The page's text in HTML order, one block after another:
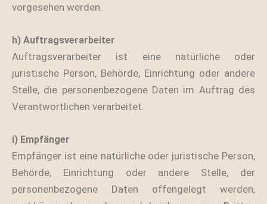
vorgesehen werden.
h) Auftragsverarbeiter
Auftragsverarbeiter ist eine natürliche oder
juristische Person, Behörde, Einrichtung oder andere
Stelle, die personenbezogene Daten im Auftrag des
Verantwortlichen verarbeitet.
i) Empfänger
Empfänger ist eine natürliche oder juristische Person,
Behörde, Einrichtung oder andere Stelle, der
personenbezogene Daten offengelegt werden,